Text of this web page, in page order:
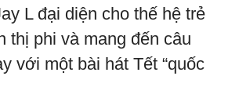
L đại diện cho thế hệ trẻ
thị phi và mang đến câu
với một bài hát Tết “quốc